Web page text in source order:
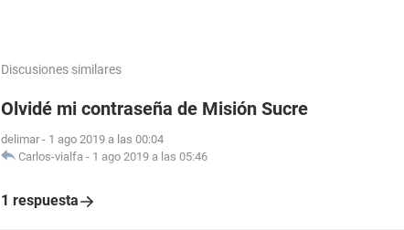
Discusiones similares
Olvidé mi contraseña de Misión Sucre
delimar - 1 ago 2019 a las 00:04
Carlos-vialfa - 1 ago 2019 a las 05:46
1 respuesta